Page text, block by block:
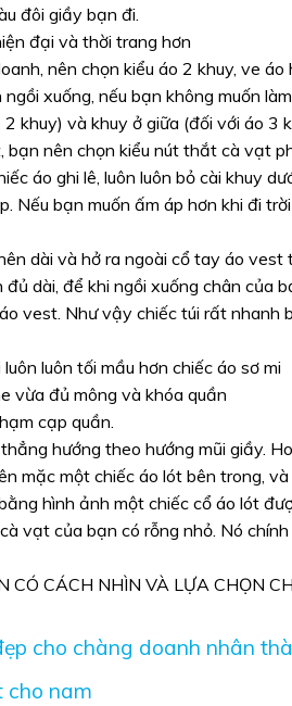
đôi giầy bạn đi.
đại và thời trang hơn
nên chọn kiểu áo 2 khuy, ve
xuống, nếu bạn không muốn
khuy) và khuy ở giữa (đối với áo
bạn nên chọn kiểu nút thắt cà vạt
áo ghi lê, luôn luôn bỏ cài khuy
Nếu bạn muốn ấm áp hơn khi đi
dài và hở ra ngoài cổ tay áo vest
dài, để khi ngồi xuống chân của
vest. Như vậy chiếc túi rất
luôn tối mầu hơn chiếc áo sơ mi
vừa đủ mông và khóa quần
cạp quần.
hướng theo hướng mũi giầy.
mặc một chiếc áo lót bên trong,
hình ảnh một chiếc cổ áo lót
vạt của bạn có rỗng nhỏ. Nó
CÓ CÁCH NHÌN VÀ LỰA CHỌN
cho chàng doanh nhân
cho nam